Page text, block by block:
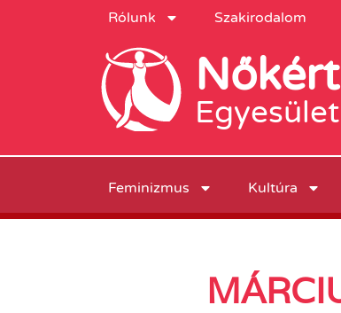
Rólunk Szakirodalom
Nőkért
Egyesület
Feminizmus Kultúra